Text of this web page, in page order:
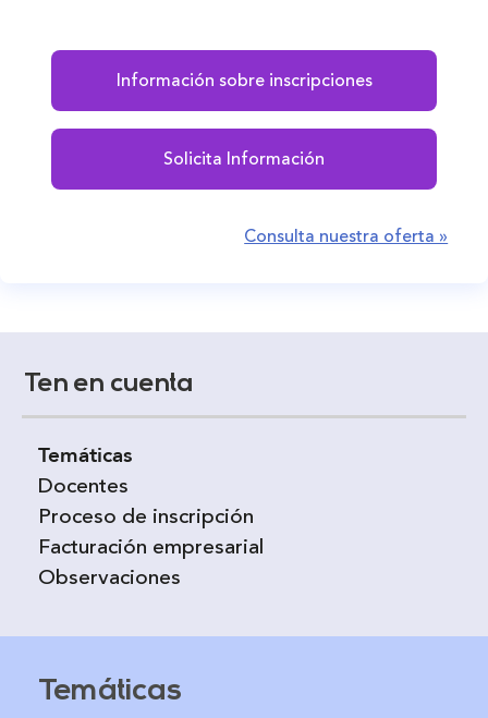
Información sobre inscripciones
Solicita Información
Consulta nuestra oferta »
Ten en cuenta
Temáticas
Docentes
Proceso de inscripción
Facturación empresarial
Observaciones
Temáticas